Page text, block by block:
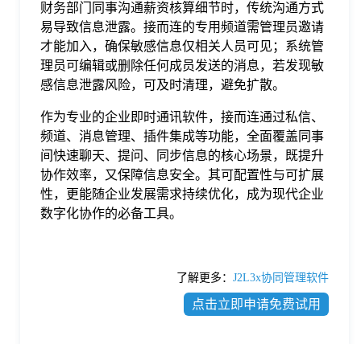
财务部门同事沟通薪资核算细节时，传统沟通方式
易导致信息泄露。接而连的专用频道需管理员邀请
才能加入，确保敏感信息仅相关人员可见；系统管
理员可编辑或删除任何成员发送的消息，若发现敏
感信息泄露风险，可及时清理，避免扩散。
作为专业的企业即时通讯软件，接而连通过私信、
频道、消息管理、插件集成等功能，全面覆盖同事
间快速聊天、提问、同步信息的核心场景，既提升
协作效率，又保障信息安全。其可配置性与可扩展
性，更能随企业发展需求持续优化，成为现代企业
数字化协作的必备工具。
了解更多： J2L3x协同管理软件
点击立即申请免费试用